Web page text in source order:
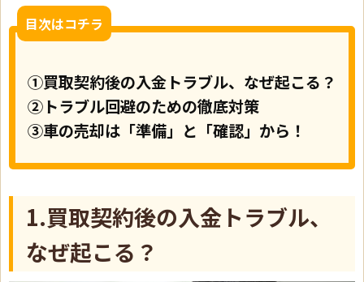
目次はコチラ
①買取契約後の入金トラブル、なぜ起こる？
②トラブル回避のための徹底対策
③車の売却は「準備」と「確認」から！
1.買取契約後の入金トラブル、
なぜ起こる？